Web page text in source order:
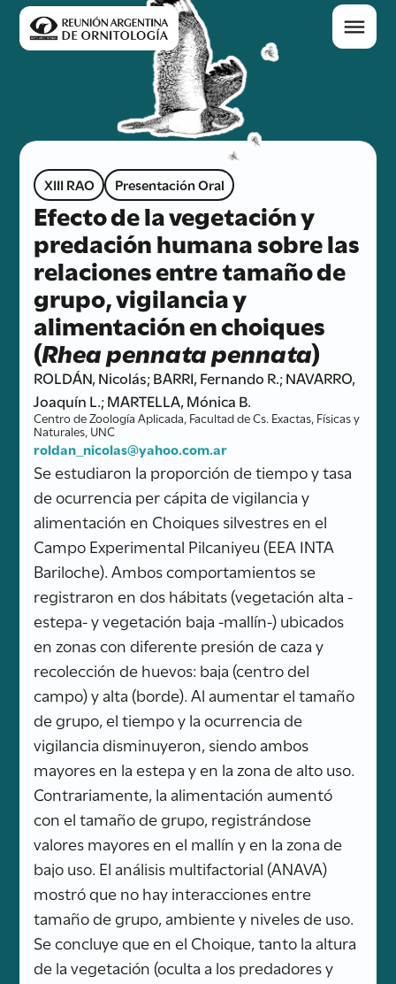
XIII RAO Presentación Oral
Efecto de la vegetación y
predación humana sobre las
relaciones entre tamaño de
grupo, vigilancia y
alimentación en choiques
(Rhea pennata pennata)
ROLDÁN, Nicolás; BARRI, Fernando R.; NAVARRO,
Joaquín L.; MARTELLA, Mónica B.
Centro de Zoología Aplicada, Facultad de Cs. Exactas, Físicas y
Naturales, UNC
roldan_nicolas@yahoo.com.ar
Se estudiaron la proporción de tiempo y tasa
de ocurrencia per cápita de vigilancia y
alimentación en Choiques silvestres en el
Campo Experimental Pilcaniyeu (EEA INTA
Bariloche). Ambos comportamientos se
registraron en dos hábitats (vegetación alta -
estepa- y vegetación baja -mallín-) ubicados
en zonas con diferente presión de caza y
recolección de huevos: baja (centro del
campo) y alta (borde). Al aumentar el tamaño
de grupo, el tiempo y la ocurrencia de
vigilancia disminuyeron, siendo ambos
mayores en la estepa y en la zona de alto uso.
Contrariamente, la alimentación aumentó
con el tamaño de grupo, registrándose
valores mayores en el mallín y en la zona de
bajo uso. El análisis multifactorial (ANAVA)
mostró que no hay interacciones entre
tamaño de grupo, ambiente y niveles de uso.
Se concluye que en el Choique, tanto la altura
de la vegetación (oculta a los predadores y